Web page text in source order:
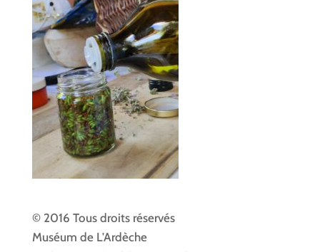
© 2016 Tous droits réservés
Muséum de L'Ardèche